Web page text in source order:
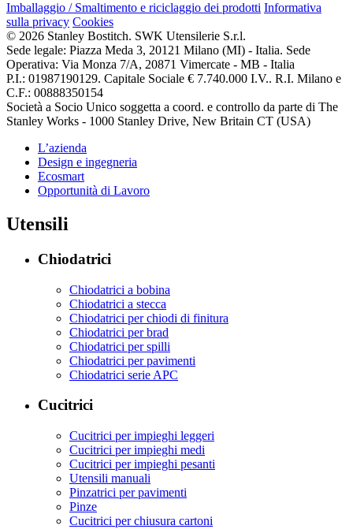
Imballaggio / Smaltimento e riciclaggio dei prodotti Informativa
sulla privacy Cookies
© 2026 Stanley Bostitch. SWK Utensilerie S.r.l.
Sede legale: Piazza Meda 3, 20121 Milano (MI) - Italia. Sede
Operativa: Via Monza 7/A, 20871 Vimercate - MB - Italia
P.I.: 01987190129. Capitale Sociale € 7.740.000 I.V.. R.I. Milano e
C.F.: 00888350154
Società a Socio Unico soggetta a coord. e controllo da parte di The
Stanley Works - 1000 Stanley Drive, New Britain CT (USA)
L’azienda
Design e ingegneria
Ecosmart
Opportunità di Lavoro
Utensili
Chiodatrici
Chiodatrici a bobina
Chiodatrici a stecca
Chiodatrici per chiodi di finitura
Chiodatrici per brad
Chiodatrici per spilli
Chiodatrici per pavimenti
Chiodatrici serie APC
Cucitrici
Cucitrici per impieghi leggeri
Cucitrici per impieghi medi
Cucitrici per impieghi pesanti
Utensili manuali
Pinzatrici per pavimenti
Pinze
Cucitrici per chiusura cartoni